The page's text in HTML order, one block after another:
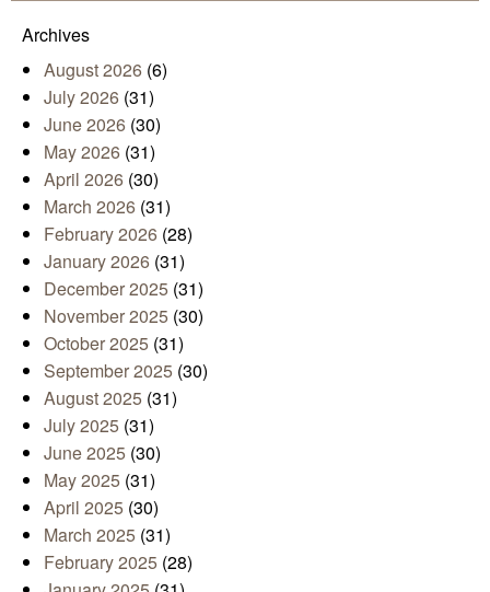
Archives
August 2026 (6)
July 2026 (31)
June 2026 (30)
May 2026 (31)
April 2026 (30)
March 2026 (31)
February 2026 (28)
January 2026 (31)
December 2025 (31)
November 2025 (30)
October 2025 (31)
September 2025 (30)
August 2025 (31)
July 2025 (31)
June 2025 (30)
May 2025 (31)
April 2025 (30)
March 2025 (31)
February 2025 (28)